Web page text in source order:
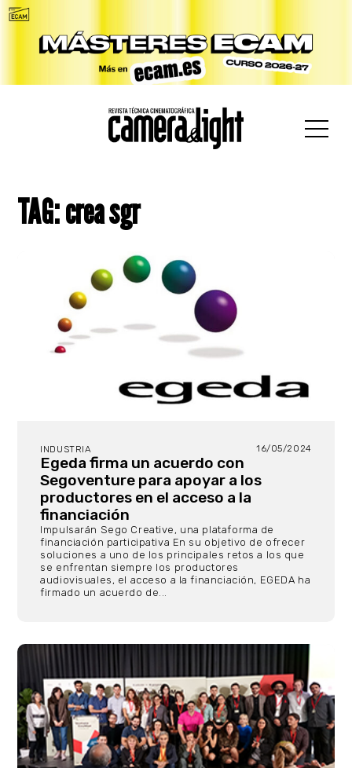
TAG: crea sgr
INDUSTRIA 16/05/2024
Egeda firma un acuerdo con
Segoventure para apoyar a los
productores en el acceso a la
financiación
Impulsarán Sego Creative, una plataforma de
financiación participativa En su objetivo de ofrecer
soluciones a uno de los principales retos a los que
se enfrentan siempre los productores
audiovisuales, el acceso a la financiación, EGEDA ha
firmado un acuerdo de...